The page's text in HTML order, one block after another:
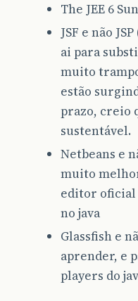
The JEE 6
JSF e não
ai para
muito
estão
prazo, creio
sustentável.
Netbeans e
muito
editor oficial
no java
Glassfish e
aprender, e
players do